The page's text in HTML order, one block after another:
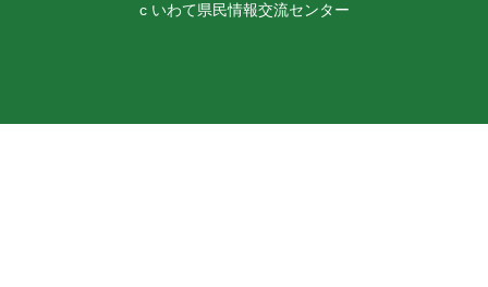
c いわて県民情報交流センター